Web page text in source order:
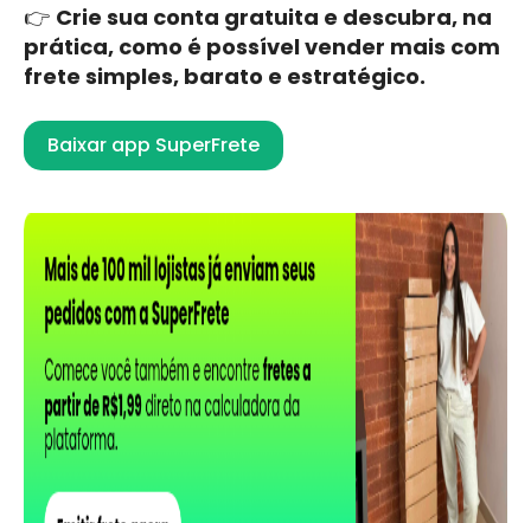
👉 Crie sua conta gratuita e descubra, na
prática, como é possível vender mais com
frete simples, barato e estratégico.
Baixar app SuperFrete